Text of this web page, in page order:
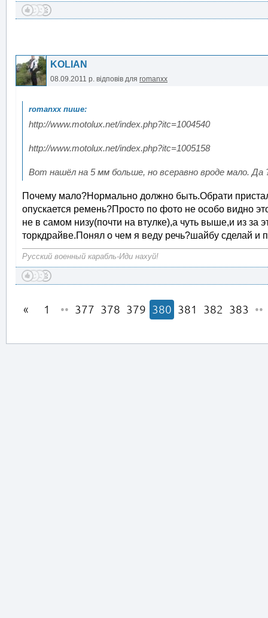
KOLIAN
08.09.2011 р. відповів для romanxx
http://www.motolux.net/index.php?itc=1004540
http://www.motolux.net/index.php?itc=1005158
Вот нашёл на 5 мм больше, но всеравно вроде мало. Да
Почему мало?Нормально должно быть.Обрати
опускается ремень?Просто по фото не особо видно
не в самом низу(почти на втулке),а чуть выше,и из за
торкдрайве.Понял о чем я веду речь?шайбу сделай и
Русский военный карабль-Иди нахуй!
1 •• 377 378 379 380 381 382 383 ••